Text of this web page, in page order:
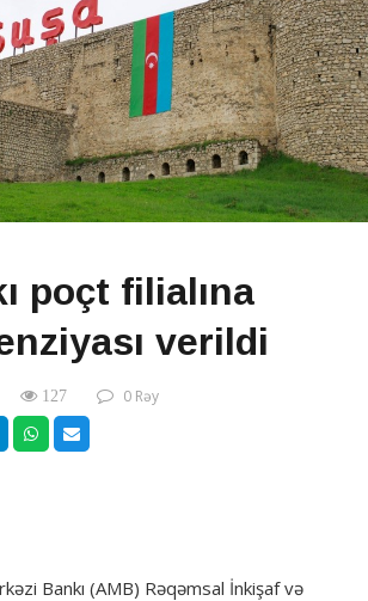
poçt filialına
verildi
127 0 Rəy
Bankı (AMB) Rəqəmsal İnkişaf və